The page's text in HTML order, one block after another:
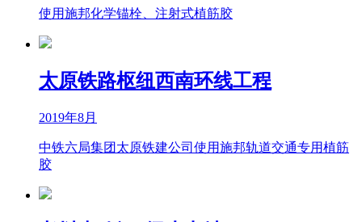
使用施邦化学锚栓、注射式植筋胶
太原铁路枢纽西南环线工程
2019年8月
中铁六局集团太原铁建公司使用施邦轨道交通专用植筋
胶